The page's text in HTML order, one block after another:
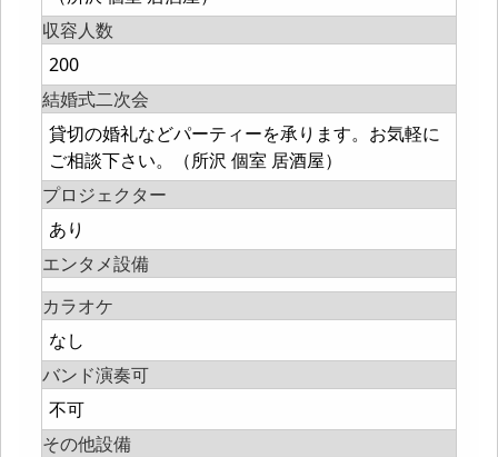
収容人数
200
結婚式二次会
貸切の婚礼などパーティーを承ります。お気軽に
ご相談下さい。（所沢 個室 居酒屋）
プロジェクター
あり
エンタメ設備
カラオケ
なし
バンド演奏可
不可
その他設備